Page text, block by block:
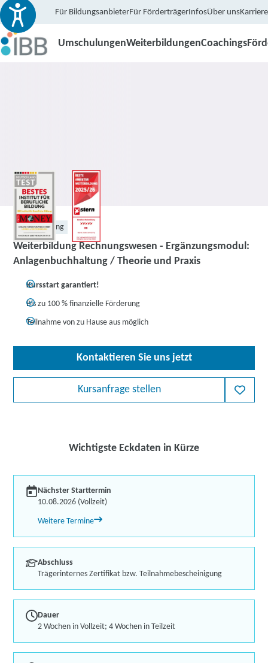
Für BildungsanbieterFür FörderträgerInfosÜber unsKarriere
UmschulungenWeiterbildungenCoachings
Weiterbildung
Weiterbildung Rechnungswesen - Ergänzungsmodul:
Anlagenbuchhaltung / Theorie und Praxis
Kursstart garantiert!
Bis zu 100 % finanzielle Förderung
Teilnahme von zu Hause aus möglich
Kontaktieren Sie uns jetzt
Kursanfrage stellen
Wichtigste Eckdaten in Kürze
Nächster Starttermin
10.08.2026 (Vollzeit)
Weitere Termine
Abschluss
Trägerinternes Zertifikat bzw. Teilnahmebescheinigung
Dauer
2 Wochen in Vollzeit; 4 Wochen in Teilzeit